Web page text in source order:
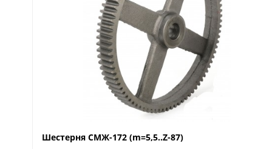
Шестерня СМЖ-172 (m=5,5..Z-87)